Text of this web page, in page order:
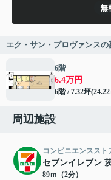
無
エク・サン・プロヴァンスの
6階
6.4万円
6階 / 7.32坪
周辺施設
コンビニエンススト
セブンイレブン
89ｍ（2分）